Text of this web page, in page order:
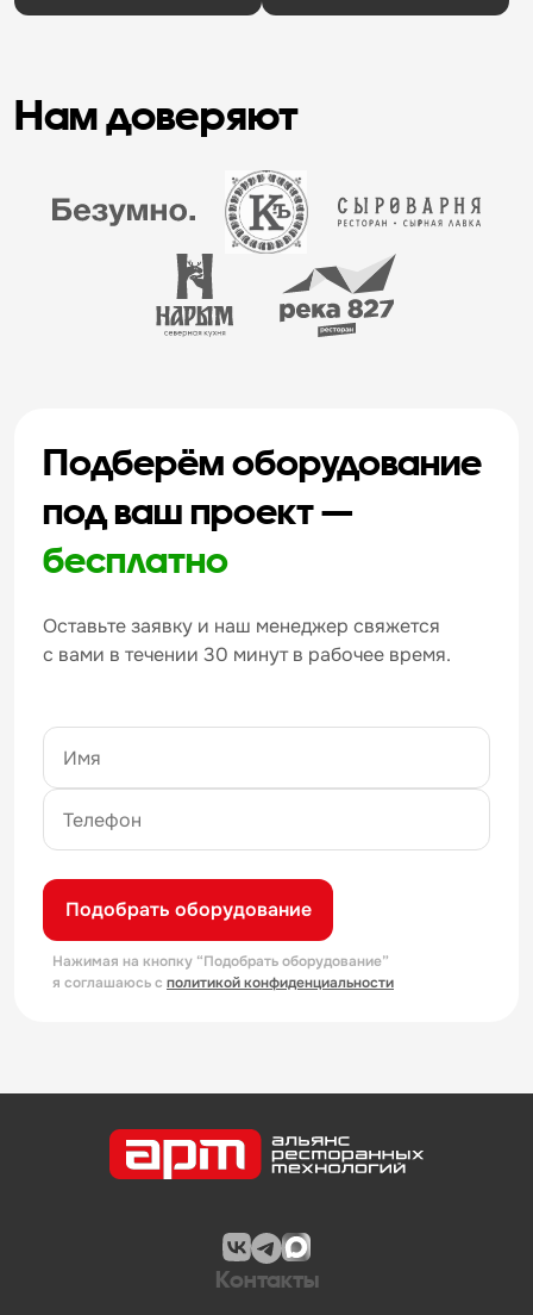
Нам доверяют
Подберём оборудование
под ваш проект —
бесплатно
Оставьте заявку и наш менеджер свяжется
с вами в течении 30 минут в рабочее время.
Подобрать оборудование
Нажимая на кнопку “Подобрать оборудование”
я соглашаюсь с политикой конфиденциальности
Контакты